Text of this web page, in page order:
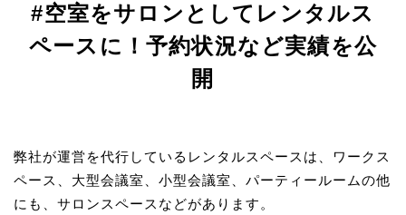
#空室をサロンとしてレンタルス
ペースに！予約状況など実績を公
開
弊社が運営を代行しているレンタルスペースは、ワークス
ペース、大型会議室、小型会議室、パーティールームの他
にも、サロンスペースなどがあります。